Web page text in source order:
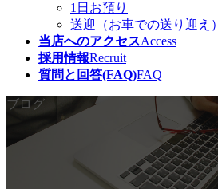
1日お預り
送迎（お車での送り迎え）
当店へのアクセスAccess
採用情報Recruit
質問と回答(FAQ)FAQ
ブログ